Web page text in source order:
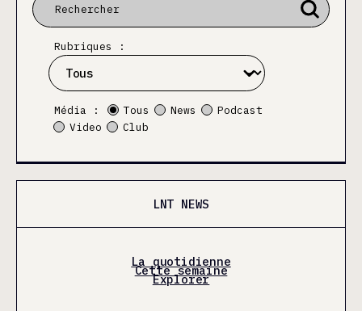
Rubriques :
Média : Tous News
Podcast
Video
Club
LNT NEWS
La quotidienne
Cette semaine
Explorer